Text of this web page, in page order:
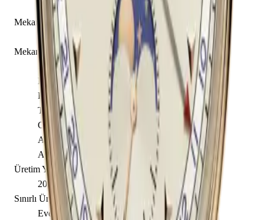
3100V/000R-B422
Mekanizma Adı
Vacheron Constantin caliber 4400 QCL
Mekanizma Açıklaması
Saat
Dakika
Küçük Saniye
Tarih
Gün
Ay
Ay Evresi
Üretim Yılı
2017
Sınırlı Üretim
Evet, 200 adet